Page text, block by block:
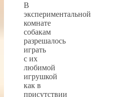
В
экспериментальной
комнате
собакам
разрешалось
играть
с их
любимой
игрушкой
как в
присутствии